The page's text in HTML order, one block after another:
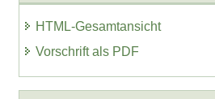
HTML-Gesamtansicht
Vorschrift als PDF